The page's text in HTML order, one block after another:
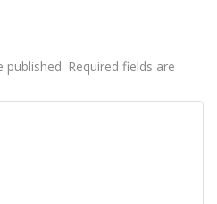
published. Required fields are